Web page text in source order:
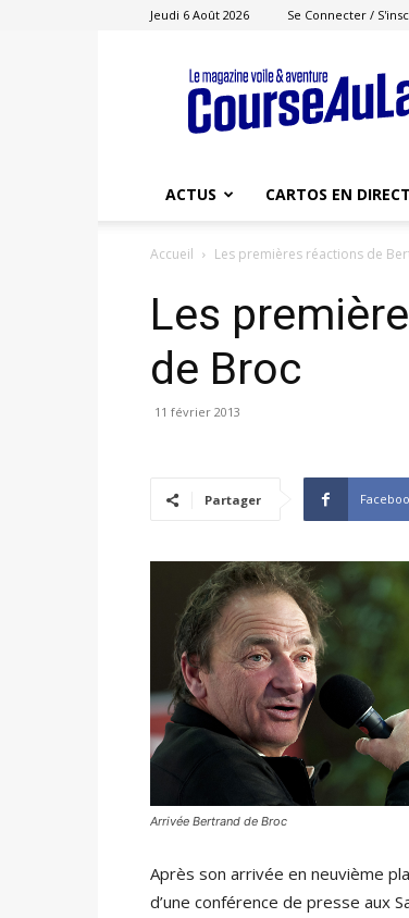
Jeudi 6 Août 2026 Se Connecter /
Course
au
Large
ACTUS CARTOS EN DIRECT
Accueil Les premières réactions de
Les
de Broc
11 février 2013
Partager
Arrivée Bertrand de Broc
Après son arrivée en neuvième
d’une conférence de presse aux